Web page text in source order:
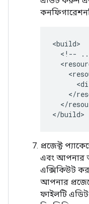
<!--
</
প্রজেক্ট
এবং আপনার
এক্সিকিউট
আপনার
ফাইলটি